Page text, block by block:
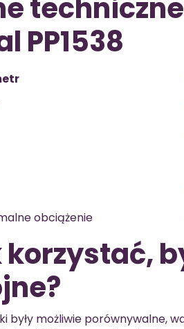
PP1538
obciążenie
korzystać,
były możliwie porównywalne,